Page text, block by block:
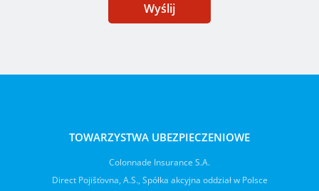
Wyślij
TOWARZYSTWA UBEZPIECZENIOWE
Colonnade Insurance S.A.
Direct Pojišťovna, A.S., Spółka akcyjna oddział w Polsce